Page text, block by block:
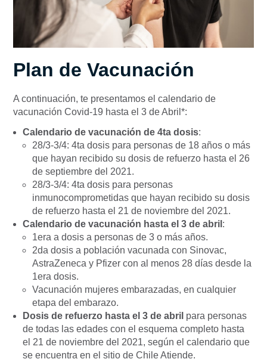
Plan de Vacunación
A continuación, te presentamos el calendario de
vacunación Covid-19 hasta el 3 de Abril*:
Calendario de vacunación de 4ta dosis:
28/3-3/4: 4ta dosis para personas de 18 años o más
que hayan recibido su dosis de refuerzo hasta el 26
de septiembre del 2021.
28/3-3/4: 4ta dosis para personas
inmunocomprometidas que hayan recibido su dosis
de refuerzo hasta el 21 de noviembre del 2021.
Calendario de vacunación hasta el 3 de abril :
1era a dosis a personas de 3 o más años.
2da dosis a población vacunada con Sinovac,
AstraZeneca y Pfizer con al menos 28 días desde la
1era dosis.
Vacunación mujeres embarazadas, en cualquier
etapa del embarazo.
Dosis de refuerzo hasta el 3 de abril para personas
de todas las edades con el esquema completo hasta
el 21 de noviembre del 2021, según el calendario que
se encuentra en el sitio de Chile Atiende.